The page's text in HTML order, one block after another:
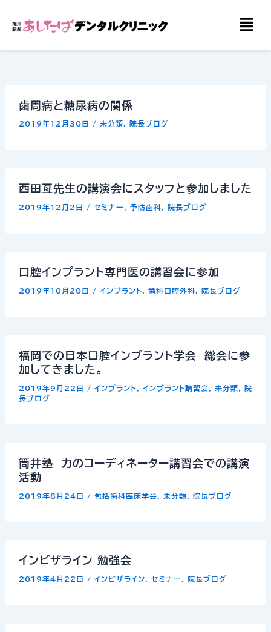
メ
ニ
歯周病と糖尿病の関係
2019年12月30日 / 未分類 , 院長ブログ
西田亙先生の講演会にスタッフと参加しました
2019年12月2日 / セミナー, 予防歯科, 院長ブログ
口腔インプラント専門医の講習会に参加
2019年10月20日 / インプラント 歯科口腔外科 院長ブログ
福岡での日本口腔インプラント学会 総会に参
加してきました。
2019年9月22日 / インプラント インプラント講習会 未分類
院
長ブログ
筒井塾 力のコーディネーター講習会での講演
活動
2019年8月24日 / 包括歯科臨床学会 未分類 院長ブログ
インビザライン 勉強会
2019年4月22日 / インビザライン, セミナー, 院長ブログ